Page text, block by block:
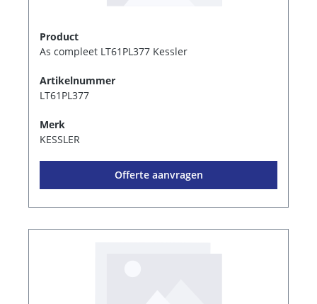
Product
As compleet LT61PL377 Kessler
Artikelnummer
LT61PL377
Merk
KESSLER
Offerte aanvragen